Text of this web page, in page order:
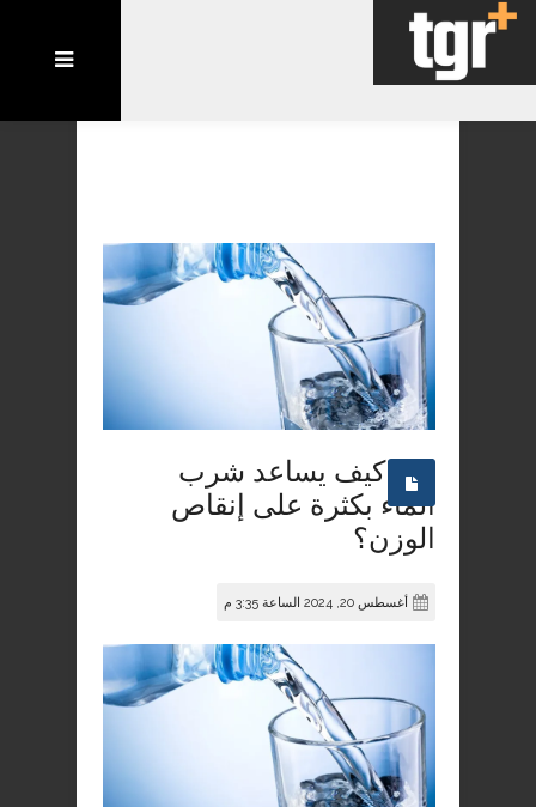
كيف يساعد شرب
الماء بكثرة على إنقاص
الوزن؟
أغسطس 20, 2024 الساعة 3:35 م